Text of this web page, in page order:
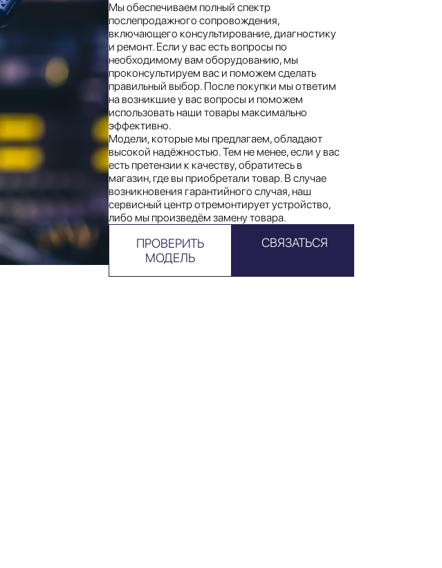
Мы обеспечиваем полный спектр
послепродажного сопровождения,
включающего консультирование, диагностику
и ремонт. Если у вас есть вопросы по
необходимому вам оборудованию, мы
проконсультируем вас и поможем сделать
правильный выбор. После покупки мы ответим
на возникшие у вас вопросы и поможем
использовать наши товары максимально
эффективно.
Модели, которые мы предлагаем, обладают
высокой надёжностью. Тем не менее, если у вас
есть претензии к качеству, обратитесь в
магазин, где вы приобретали товар. В случае
возникновения гарантийного случая, наш
сервисный центр отремонтирует устройство,
либо мы произведём замену товара.
ПРОВЕРИТЬ
МОДЕЛЬ
СВЯЗАТЬСЯ